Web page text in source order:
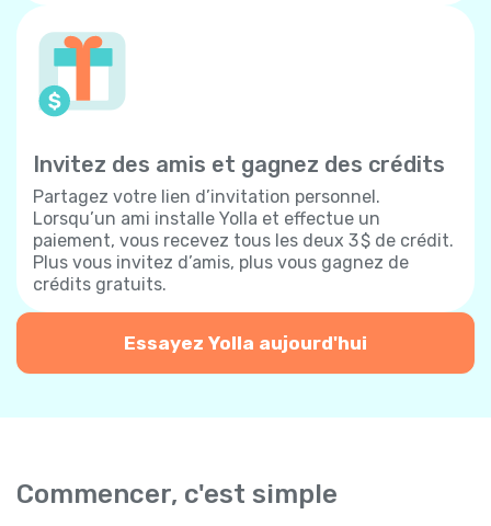
Invitez des amis et gagnez des crédits
Partagez votre lien d’invitation personnel.
Lorsqu’un ami installe Yolla et effectue un
paiement, vous recevez tous les deux 3 $ de crédit.
Plus vous invitez d’amis, plus vous gagnez de
crédits gratuits.
Essayez Yolla aujourd'hui
Commencer, c'est simple